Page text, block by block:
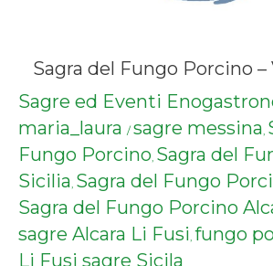
Sagra del Fungo Porcino
Sagre ed Eventi
maria_laura / sagre messina,
Fungo Porcino, Sagra del
Sicilia, Sagra del Fungo
Sagra del Fungo Porcino
sagre Alcara Li Fusi, fungo
Li Fusi sagre Sicila